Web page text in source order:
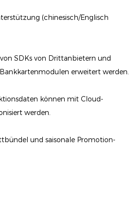
(chinesisch/Englisch
SDKs von Drittanbietern und
erweitert werden.
können mit Cloud-
werden.
und saisonale Promotion-